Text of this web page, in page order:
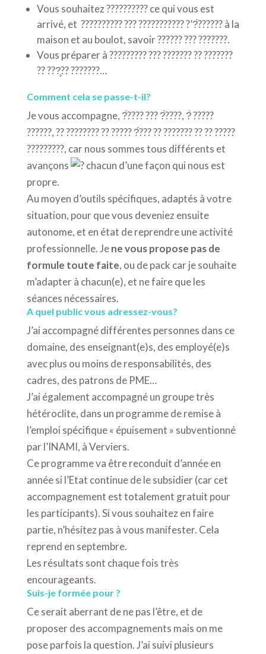
Vous souhaitez?????????? ce qui vous est
arrivé, et ?????????? ??? ??????????? ?’?́?????? à la
maison et au boulot, savoir ?????? ??? ???????.
Vous préparer à ????????? ??? ??????? ?? ???????
?? ???̧?? ???????…
Comment cela se passe-t-il?
Je vous accompagne, ?́???? ??? ?́????, ?̀ ?????
??????, ?? ???????? ?? ????? ?́??? ?? ??????? ?? ?? ?????
?????????, car nous sommes tous différents et
avançons
chacun d’une façon qui nous est
propre.
Au moyen d’outils spécifiques, adaptés à votre
situation, pour que vous deveniez ensuite
autonome, et en état de reprendre une activité
professionnelle. Jene vous propose pas de
formule toute faite, ou de pack car je souhaite
m’adapter à chacun(e), et ne faire que les
séances nécessaires.
A quel public vous adressez-vous?
J’ai accompagné différentes personnes dans ce
domaine, des enseignant(e)s, des employé(e)s
avec plus ou moins de responsabilités, des
cadres, des patrons de PME…
J’ai également accompagné un groupe très
hétéroclite, dans un programme de remise à
l’emploi spécifique « épuisement » subventionné
par l’INAMI, à Verviers.
Ce programme va être reconduit d’année en
année si l’Etat continue de le subsidier (car cet
accompagnement est totalement gratuit pour
les participants). Si vous souhaitez en faire
partie, n’hésitez pas à vous manifester. Cela
reprend en septembre.
Les résultats sont chaque fois très
encourageants.
Suis-je formée pour ?
Ce serait aberrant de ne pas l’être, et de
proposer des accompagnements mais on me
pose parfois la question. J’ai suivi plusieurs